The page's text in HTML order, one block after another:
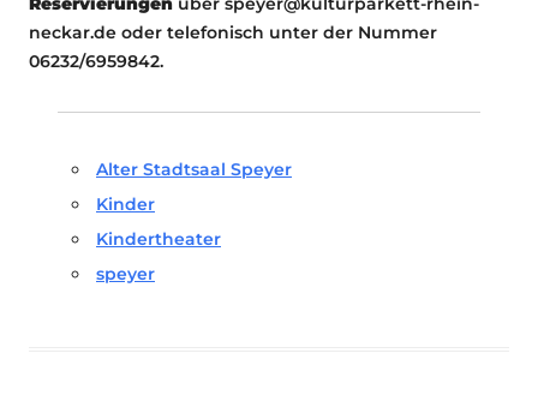
neckar.de oder telefonisch unter der Nummer
06232/6959842.
Alter Stadtsaal Speyer
Kinder
Kindertheater
speyer